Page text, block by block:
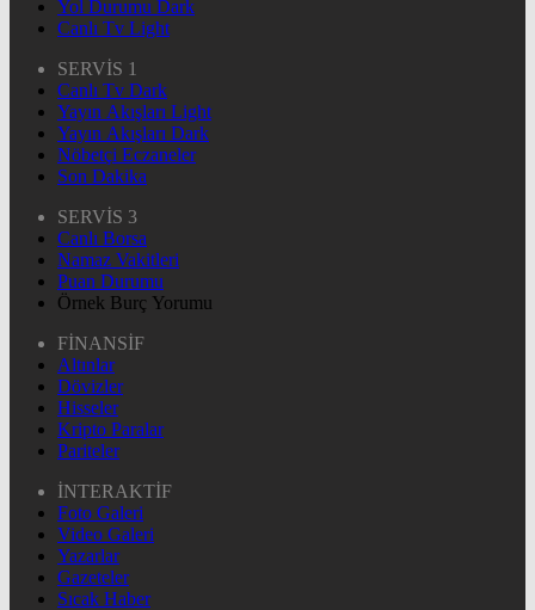
Yol Durumu Dark
Canlı Tv Light
SERVİS 1
Canlı Tv Dark
Yayın Akışları Light
Yayın Akışları Dark
Nöbetçi Eczaneler
Son Dakika
SERVİS 3
Canlı Borsa
Namaz Vakitleri
Puan Durumu
Örnek Burç Yorumu
FİNANSİF
Altınlar
Dövizler
Hisseler
Kripto Paralar
Pariteler
İNTERAKTİF
Foto Galeri
Video Galeri
Yazarlar
Gazeteler
Sıcak Haber